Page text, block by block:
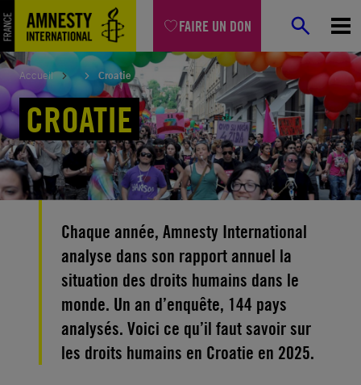
FAIRE UN DON
Aller
au
contenu
Accueil Croatie
CROATIE
Chaque année, Amnesty International
analyse dans son rapport annuel la
situation des droits humains dans le
monde. Un an d’enquête, 144 pays
analysés. Voici ce qu’il faut savoir sur
les droits humains en Croatie en 2025.